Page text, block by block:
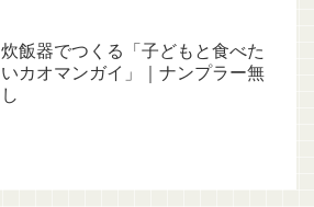
炊飯器でつくる「子どもと食べた
いカオマンガイ」｜ナンプラー無
し